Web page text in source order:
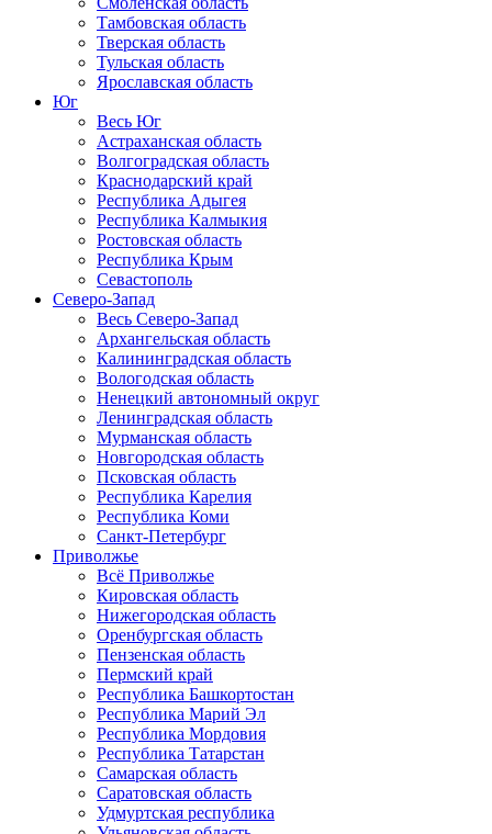
Тамбовская область
Тверская область
Тульская область
Ярославская область
Юг
Весь Юг
Астраханская область
Волгоградская область
Краснодарский край
Республика Адыгея
Республика Калмыкия
Ростовская область
Республика Крым
Севастополь
Северо-Запад
Весь Северо-Запад
Архангельская область
Калининградская область
Вологодская область
Ненецкий автономный округ
Ленинградская область
Мурманская область
Новгородская область
Псковская область
Республика Карелия
Республика Коми
Санкт-Петербург
Приволжье
Всё Приволжье
Кировская область
Нижегородская область
Оренбургская область
Пензенская область
Пермский край
Республика Башкортостан
Республика Марий Эл
Республика Мордовия
Республика Татарстан
Самарская область
Саратовская область
Удмуртская республика